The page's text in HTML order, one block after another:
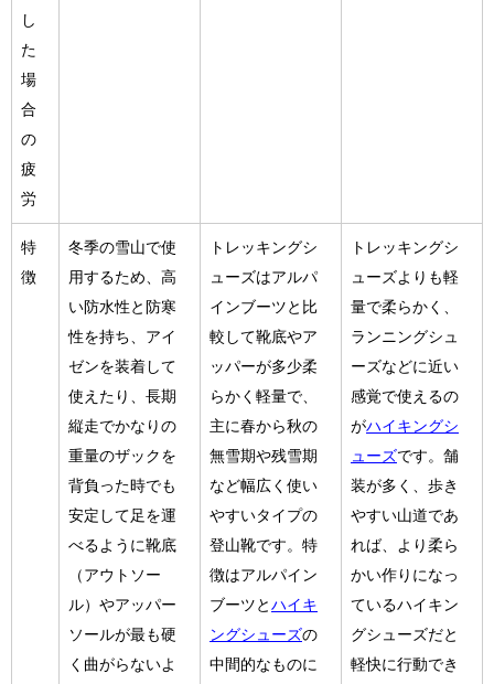
し
た
場
合
の
疲
労
特
徴
冬季の雪山で使
用するため、高
い防水性と防寒
性を持ち、アイ
ゼンを装着して
使えたり、長期
縦走でかなりの
重量のザックを
背負った時でも
安定して足を運
べるように靴底
（アウトソー
ル）やアッパー
ソールが最も硬
く曲がらないよ
トレッキングシ
ューズはアルパ
インブーツと比
較して靴底やア
ッパーが多少柔
らかく軽量で、
主に春から秋の
無雪期や残雪期
など幅広く使い
やすいタイプの
登山靴です。特
徴はアルパイン
ブーツと ハイキ
ングシューズの
中間的なものに
トレッキングシ
ューズよりも軽
量で柔らかく、
ランニングシュ
ーズなどに近い
感覚で使えるの
がハイキングシ
ューズです。舗
装が多く、歩き
やすい山道であ
れば、より柔ら
かい作りになっ
ているハイキン
グシューズだと
軽快に行動でき